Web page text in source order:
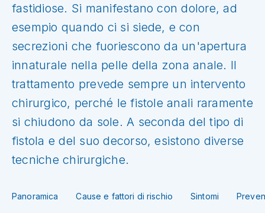
fastidiose. Si manifestano con dolore, ad
esempio quando ci si siede, e con
secrezioni che fuoriescono da un'apertura
innaturale nella pelle della zona anale. Il
trattamento prevede sempre un intervento
chirurgico, perché le fistole anali raramente
si chiudono da sole. A seconda del tipo di
fistola e del suo decorso, esistono diverse
tecniche chirurgiche.
Panoramica Cause e fattori di rischio Sintomi